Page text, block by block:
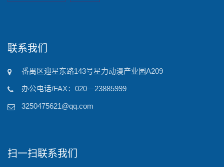
联系我们
番禺区迎星东路143号星力动漫产业园A209
办公电话/FAX：020—23885999
3250475621@qq.com
扫一扫联系我们